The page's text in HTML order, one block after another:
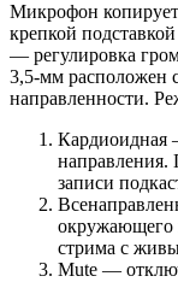
Микрофон
крепкой
— регулировка
3,5-мм расположен
направленности.
Кардиоидная
направления.
записи
окружающего
стрима с
Mute —